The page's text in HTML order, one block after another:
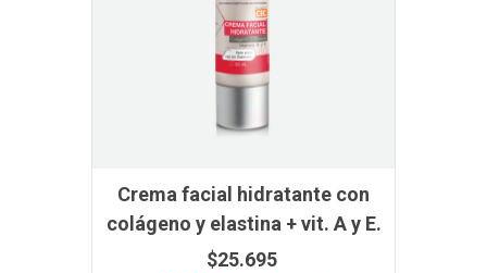
Crema facial hidratante con
colágeno y elastina + vit. A y E.
50 mL.
$25.695